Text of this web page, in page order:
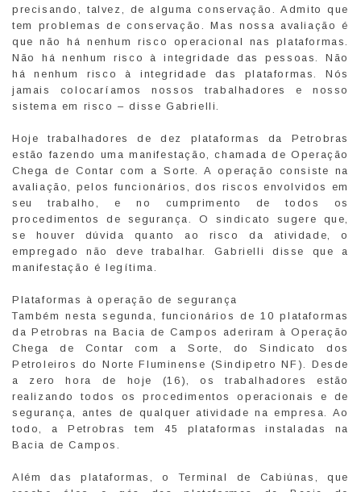
precisando, talvez, de alguma conservação. Admito que
tem problemas de conservação. Mas nossa avaliação é
que não há nenhum risco operacional nas plataformas.
Não há nenhum risco à integridade das pessoas. Não
há nenhum risco à integridade das plataformas. Nós
jamais colocaríamos nossos trabalhadores e nosso
sistema em risco – disse Gabrielli.
Hoje trabalhadores de dez plataformas da Petrobras
estão fazendo uma manifestação, chamada de Operação
Chega de Contar com a Sorte. A operação consiste na
avaliação, pelos funcionários, dos riscos envolvidos em
seu trabalho, e no cumprimento de todos os
procedimentos de segurança. O sindicato sugere que,
se houver dúvida quanto ao risco da atividade, o
empregado não deve trabalhar. Gabrielli disse que a
manifestação é legítima.
Plataformas à operação de segurança
Também nesta segunda, funcionários de 10 plataformas
da Petrobras na Bacia de Campos aderiram à Operação
Chega de Contar com a Sorte, do Sindicato dos
Petroleiros do Norte Fluminense (Sindipetro NF). Desde
a zero hora de hoje (16), os trabalhadores estão
realizando todos os procedimentos operacionais e de
segurança, antes de qualquer atividade na empresa. Ao
todo, a Petrobras tem 45 plataformas instaladas na
Bacia de Campos.
Além das plataformas, o Terminal de Cabiúnas, que